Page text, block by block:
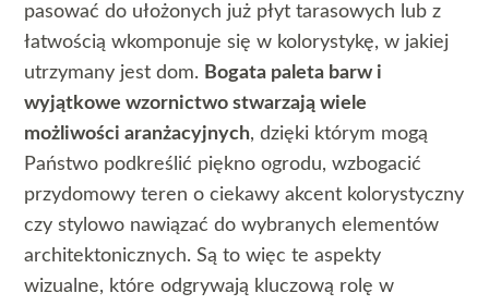
pasować do ułożonych już płyt tarasowych lub z
łatwością wkomponuje się w kolorystykę, w jakiej
utrzymany jest dom. Bogata paleta barw i
wyjątkowe wzornictwo stwarzają wiele
możliwości aranżacyjnych, dzięki którym mogą
Państwo podkreślić piękno ogrodu, wzbogacić
przydomowy teren o ciekawy akcent kolorystyczny
czy stylowo nawiązać do wybranych elementów
architektonicznych. Są to więc te aspekty
wizualne, które odgrywają kluczową rolę w